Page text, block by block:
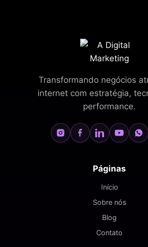
Transformando negócios
internet com estratégia,
performance.
Páginas
Início
Sobre nós
Blog
Contato